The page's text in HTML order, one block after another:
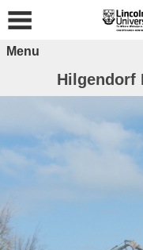
Menu
Hilgendorf